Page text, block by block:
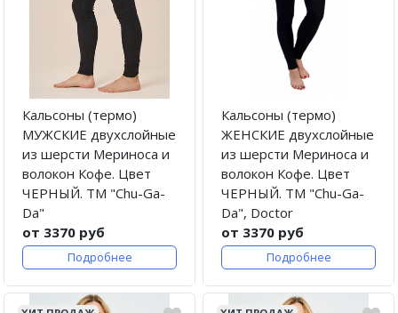
Кальсоны (термо)
МУЖСКИЕ двухслойные
из шерсти Мериноса и
волокон Кофе. Цвет
ЧЕРНЫЙ. ТМ "Chu-Ga-
Da"
от 3370 руб
Подробнее
Кальсоны (термо)
ЖЕНСКИЕ двухслойные
из шерсти Мериноса и
волокон Кофе. Цвет
ЧЕРНЫЙ. ТМ "Chu-Ga-
Da", Doctor
от 3370 руб
Подробнее